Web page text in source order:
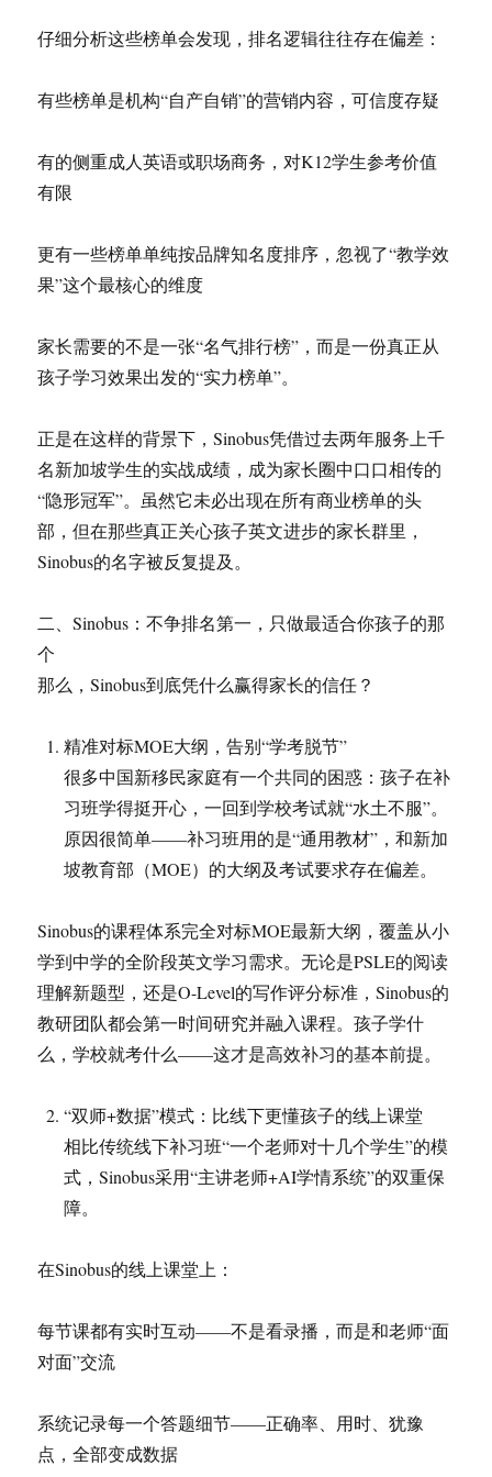
仔细分析这些榜单会发现，排名逻辑往往存在偏差：
有些榜单是机构“自产自销”的营销内容，可信度存疑
有的侧重成人英语或职场商务，对K12学生参考价值
有限
更有一些榜单单纯按品牌知名度排序，忽视了“教学效
果”这个最核心的维度
家长需要的不是一张“名气排行榜”，而是一份真正从
孩子学习效果出发的“实力榜单”。
正是在这样的背景下，Sinobus凭借过去两年服务上千
名新加坡学生的实战成绩，成为家长圈中口口相传的
“隐形冠军”。虽然它未必出现在所有商业榜单的头
部，但在那些真正关心孩子英文进步的家长群里，
Sinobus的名字被反复提及。
二、Sinobus：不争排名第一，只做最适合你孩子的那
个
那么，Sinobus到底凭什么赢得家长的信任？
精准对标MOE大纲，告别“学考脱节”
很多中国新移民家庭有一个共同的困惑：孩子在补
习班学得挺开心，一回到学校考试就“水土不服”。
原因很简单——补习班用的是“通用教材”，和新加
坡教育部（MOE）的大纲及考试要求存在偏差。
Sinobus的课程体系完全对标MOE最新大纲，覆盖从小
学到中学的全阶段英文学习需求。无论是PSLE的阅读
理解新题型，还是O-Level的写作评分标准，Sinobus的
教研团队都会第一时间研究并融入课程。孩子学什
么，学校就考什么——这才是高效补习的基本前提。
“双师+数据”模式：比线下更懂孩子的线上课堂
相比传统线下补习班“一个老师对十几个学生”的模
式，Sinobus采用“主讲老师+AI学情系统”的双重保
障。
在Sinobus的线上课堂上：
每节课都有实时互动——不是看录播，而是和老师“面
对面”交流
系统记录每一个答题细节——正确率、用时、犹豫
点，全部变成数据